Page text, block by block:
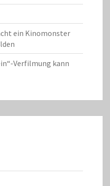
ein Kinomonster
Verfilmung kann